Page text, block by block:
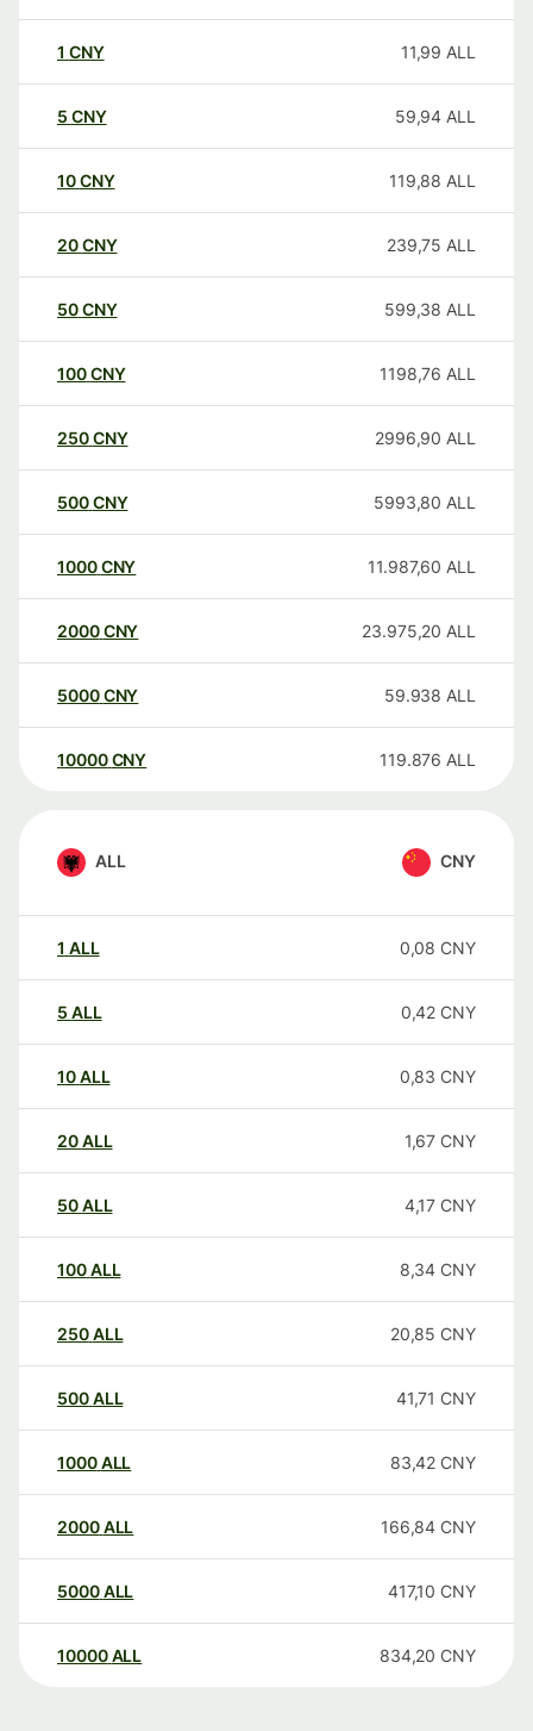
1 CNY 11,99 ALL
5 CNY 59,94 ALL
10CNY 119,88 ALL
20CNY 239,75 ALL
50CNY 599,38 ALL
100CNY 1198,76 ALL
250CNY 2996,90 ALL
500CNY 5993,80 ALL
1000CNY 11.987,60 ALL
2000CNY 23.975,20 ALL
5000CNY 59.938 ALL
10000 CNY 119.876 ALL
ALL CNY
1 ALL 0,08 CNY
5 ALL 0,42 CNY
10ALL 0,83 CNY
20ALL 1,67 CNY
50ALL 4,17 CNY
100ALL 8,34 CNY
250ALL 20,85 CNY
500ALL 41,71 CNY
1000ALL 83,42 CNY
2000ALL 166,84 CNY
5000ALL 417,10 CNY
10000 ALL 834,20 CNY